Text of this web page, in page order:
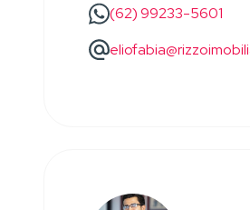
(62) 99233-5601